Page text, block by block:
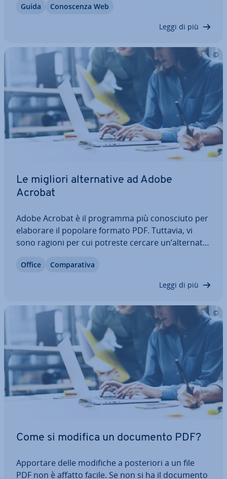
fissa. Ma quali sono i rischi legati all’acquisto di un
Guida Co­no­scen­za Web
Leggi di più
Le migliori al­ter­na­ti­ve ad Adobe
Acrobat
Adobe Acrobat è il programma più co­no­sciu­to per
elaborare il popolare formato PDF. Tuttavia, vi
sono ragioni per cui potreste cercare un’al­ter­na­ti­
gamma di funzioni è superflua. Altri vogliono
Office Com­pa­ra­ti­va
Leggi di più
Come si modifica un documento PDF?
Apportare delle modifiche a po­ste­rio­ri a un file
PDF non è affatto facile. Se non si ha il documento